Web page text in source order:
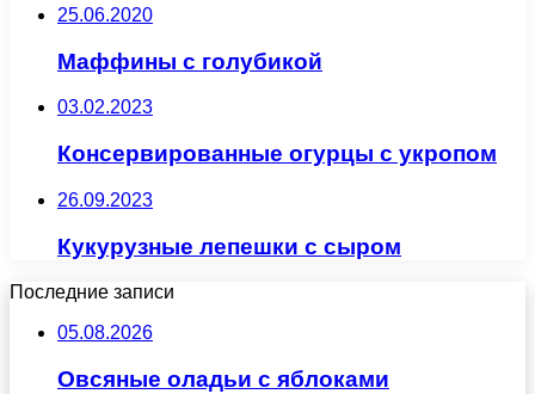
25.06.2020
Маффины с голубикой
03.02.2023
Консервированные огурцы с укропом
26.09.2023
Кукурузные лепешки с сыром
Последние записи
05.08.2026
Овсяные оладьи с яблоками